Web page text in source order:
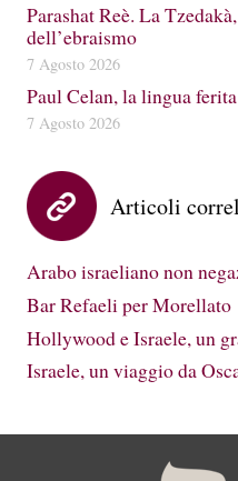
Parashat Reè. La
dell’ebraismo
7 Agosto 2026
Paul Celan, la lingua
7 Agosto 2026
Articoli
Arabo israeliano non
Bar Refaeli per Morellato
Hollywood e Israele, un
Israele, un viaggio da